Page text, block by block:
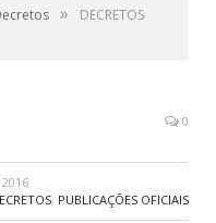
»
DECRETOS
0
2016
, PUBLICAÇÕES OFICIAIS